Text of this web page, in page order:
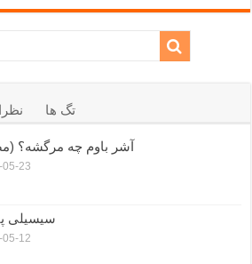
تگ ها
آشر باوم چه مرگشه؟
05-23
سیسیلی
05-12